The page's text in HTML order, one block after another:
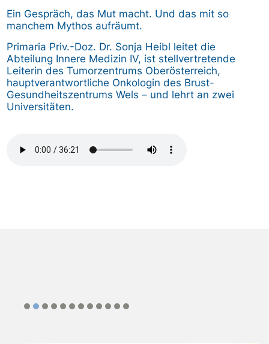
Ein Gespräch, das Mut macht. Und das mit so
manchem Mythos aufräumt.
Primaria Priv.-Doz. Dr. Sonja Heibl leitet die
Abteilung Innere Medizin IV, ist stellvertretende
Leiterin des Tumorzentrums Oberösterreich,
hauptverantwortliche Onkologin des Brust-
Gesundheitszentrums Wels – und lehrt an zwei
Universitäten.